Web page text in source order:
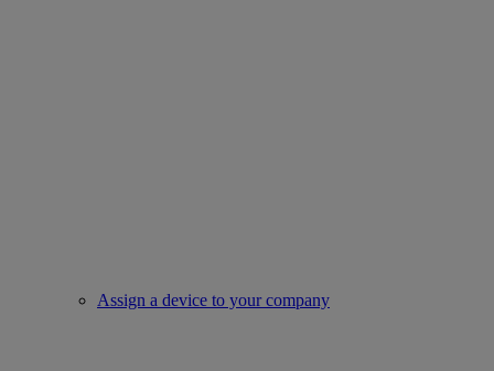
Assign a device to your company